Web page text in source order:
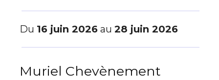
Du 16 juin 2026 au 28 juin 2026
Muriel Chevènement